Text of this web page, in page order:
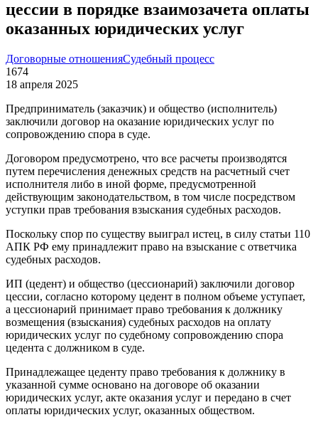
цессии в порядке взаимозачета оплаты
оказанных юридических услуг
Договорные отношенияСудебный процесс
1674
18 апреля 2025
Предприниматель (заказчик) и общество (исполнитель)
заключили договор на оказание юридических услуг по
сопровождению спора в суде.
Договором предусмотрено, что все расчеты производятся
путем перечисления денежных средств на расчетный счет
исполнителя либо в иной форме, предусмотренной
действующим законодательством, в том числе посредством
уступки прав требования взыскания судебных расходов.
Поскольку спор по существу выиграл истец, в силу статьи 110
АПК РФ ему принадлежит право на взыскание с ответчика
судебных расходов.
ИП (цедент) и общество (цессионарий) заключили договор
цессии, согласно которому цедент в полном объеме уступает,
а цессионарий принимает право требования к должнику
возмещения (взыскания) судебных расходов на оплату
юридических услуг по судебному сопровождению спора
цедента с должником в суде.
Принадлежащее цеденту право требования к должнику в
указанной сумме основано на договоре об оказании
юридических услуг, акте оказания услуг и передано в счет
оплаты юридических услуг, оказанных обществом.